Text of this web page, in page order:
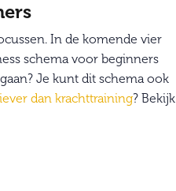
In de komende vier
schema voor beginners
Je kunt dit schema ook
dan krachttraining? Bekijk